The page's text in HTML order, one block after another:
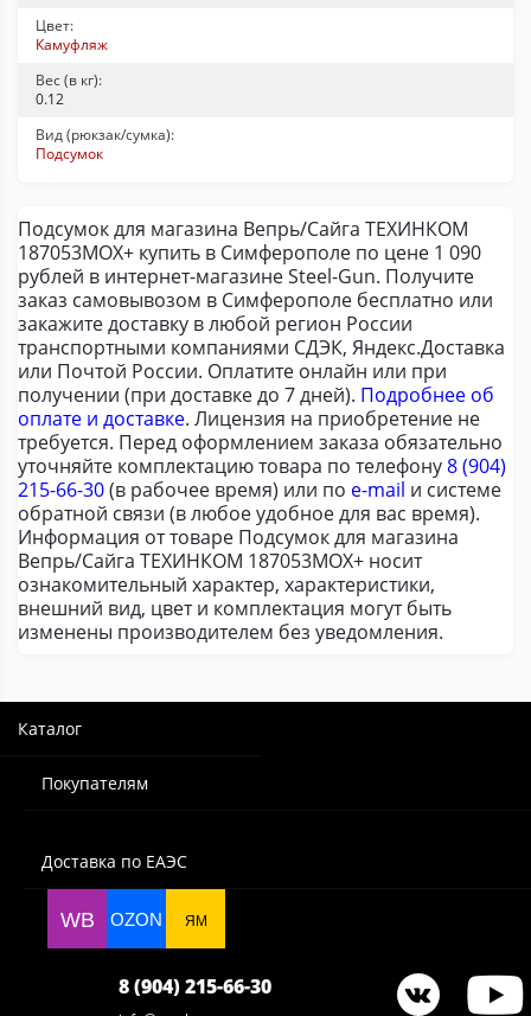
Цвет:
Камуфляж
Вес (в кг):
0.12
Вид (рюкзак/сумка):
Подсумок
Подсумок для магазина Вепрь/Сайга ТЕХИНКОМ
187053МОХ+ купить в Симферополе по цене 1 090
рублей в интернет-магазине Steel-Gun. Получите
заказ самовывозом в Симферополе бесплатно или
закажите доставку в любой регион России
транспортными компаниями СДЭК, Яндекс.Доставка
или Почтой России. Оплатите онлайн или при
получении (при доставке до 7 дней). Подробнее об
оплате и доставке. Лицензия на приобретение не
требуется. Перед оформлением заказа обязательно
уточняйте комплектацию товара по телефону8 (904)
215-66-30(в рабочее время) или по e-mail и системе
обратной связи (в любое удобное для вас время).
Информация от товаре Подсумок для магазина
Вепрь/Сайга ТЕХИНКОМ 187053МОХ+ носит
ознакомительный характер, характеристики,
внешний вид, цвет и комплектация могут быть
изменены производителем без уведомления.
Каталог
Покупателям
Доставка по ЕАЭС
WB OZON ЯМ
8 (904) 215-66-30